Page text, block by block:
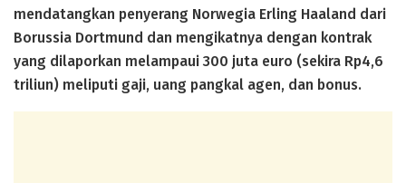
mendatangkan penyerang Norwegia Erling Haaland dari
Borussia Dortmund dan mengikatnya dengan kontrak
yang dilaporkan melampaui 300 juta euro (sekira Rp4,6
triliun) meliputi gaji, uang pangkal agen, dan bonus.